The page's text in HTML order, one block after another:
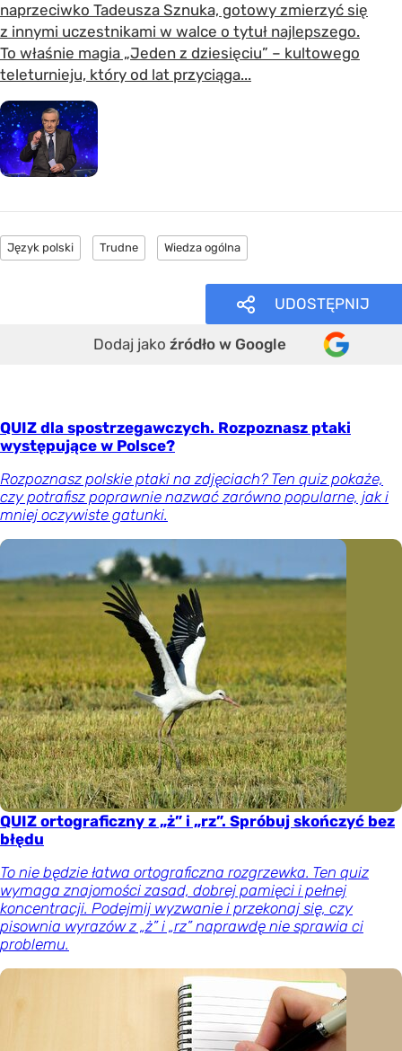
naprzeciwko Tadeusza Sznuka, gotowy zmierzyć się
z innymi uczestnikami w walce o tytuł najlepszego.
To właśnie magia „Jeden z dziesięciu” – kultowego
teleturnieju, który od lat przyciąga...
Język polski Trudne Wiedza ogólna
UDOSTĘPNIJ
Dodaj jako źródło w Google
QUIZ dla spostrzegawczych. Rozpoznasz ptaki
występujące w Polsce?
Rozpoznasz polskie ptaki na zdjęciach? Ten quiz pokaże,
czy potrafisz poprawnie nazwać zarówno popularne, jak i
mniej oczywiste gatunki.
QUIZ ortograficzny z „ż” i „rz”. Spróbuj skończyć bez
błędu
To nie będzie łatwa ortograficzna rozgrzewka. Ten quiz
wymaga znajomości zasad, dobrej pamięci i pełnej
koncentracji. Podejmij wyzwanie i przekonaj się, czy
pisownia wyrazów z „ż” i „rz” naprawdę nie sprawia ci
problemu.